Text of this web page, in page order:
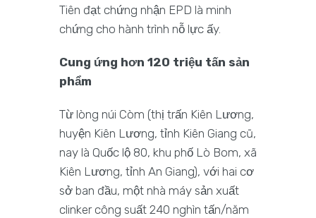
Tiên đạt chứng nhận EPD là minh
chứng cho hành trình nỗ lực ấy.
Cung ứng hơn 120 triệu tấn sản
phẩm
Từ lòng núi Còm (thị trấn Kiên Lương,
huyện Kiên Lương, tỉnh Kiên Giang cũ,
nay là Quốc lộ 80, khu phố Lò Bom, xã
Kiên Lương, tỉnh An Giang), với hai cơ
sở ban đầu, một nhà máy sản xuất
clinker công suất 240 nghìn tấn/năm